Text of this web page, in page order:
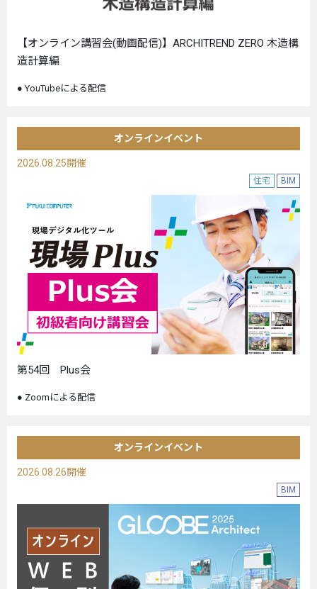
【オンライン講習会(動画配信)】ARCHITREND ZERO 木造構
造計算編
YouTubeによる配信
オンラインイベント
2026.08.25開催
住宅 BIM
第54回 Plus会
Zoomによる配信
オンラインイベント
2026.08.26開催
BIM